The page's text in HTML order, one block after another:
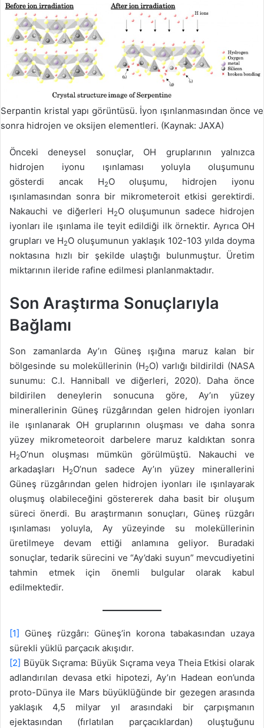
Serpantin kristal yapı görüntüsü. İyon ışınlanmasından önce ve
sonra hidrojen ve oksijen elementleri. (Kaynak: JAXA)
Önceki deneysel sonuçlar, OH gruplarının yalnızca
hidrojen iyonu ışınlaması yoluyla oluşumunu
gösterdi ancak H2O oluşumu, hidrojen iyonu
ışınlamasından sonra bir mikrometeroit etkisi gerektirdi.
Nakauchi ve diğerleri H2O oluşumunun sadece hidrojen
iyonları ile ışınlama ile teyit edildiği ilk örnektir. Ayrıca OH
grupları ve H2O oluşumunun yaklaşık 102-103 yılda doyma
noktasına hızlı bir şekilde ulaştığı bulunmuştur. Üretim
miktarının ileride rafine edilmesi planlanmaktadır.
Son Araştırma Sonuçlarıyla
Bağlamı
Son zamanlarda Ay’ın Güneş ışığına maruz kalan bir
bölgesinde su moleküllerinin (H2O) varlığı bildirildi (NASA
sunumu: C.I. Hanniball ve diğerleri, 2020). Daha önce
bildirilen deneylerin sonucuna göre, Ay’ın yüzey
minerallerinin Güneş rüzgârından gelen hidrojen iyonları
ile ışınlanarak OH gruplarının oluşması ve daha sonra
yüzey mikrometeoroit darbelere maruz kaldıktan sonra
H2O’nun oluşması mümkün görülmüştü. Nakauchi ve
arkadaşları H2O’nun sadece Ay’ın yüzey minerallerini
Güneş rüzgârından gelen hidrojen iyonları ile ışınlayarak
oluşmuş olabileceğini göstererek daha basit bir oluşum
süreci önerdi. Bu araştırmanın sonuçları, Güneş rüzgârı
ışınlaması yoluyla, Ay yüzeyinde su moleküllerinin
üretilmeye devam ettiği anlamına geliyor. Buradaki
sonuçlar, tedarik sürecini ve “Ay’daki suyun” mevcudiyetini
tahmin etmek için önemli bulgular olarak kabul
edilmektedir.
[1] Güneş rüzgârı: Güneş’in korona tabakasından uzaya
sürekli yüklü parçacık akışıdır.
[2] Büyük Sıçrama: Büyük Sıçrama veya Theia Etkisi olarak
adlandırılan devasa etki hipotezi, Ay’ın Hadean eon’unda
proto-Dünya ile Mars büyüklüğünde bir gezegen arasında
yaklaşık 4,5 milyar yıl arasındaki bir çarpışmanın
ejektasından (fırlatılan parçacıklardan) oluştuğunu